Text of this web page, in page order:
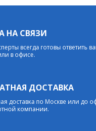
НА СВЯЗИ
всегда готовы ответить
в офисе.
ДОСТАВКА
доставка по Москве или до
компании.